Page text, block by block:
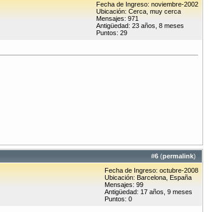
Fecha de Ingreso: noviembre-2002
Ubicación: Cerca, muy cerca
Mensajes: 971
Antigüedad: 23 años, 8 meses
Puntos: 29
#6 (permalink)
Fecha de Ingreso: octubre-2008
Ubicación: Barcelona, España
Mensajes: 99
Antigüedad: 17 años, 9 meses
Puntos: 0